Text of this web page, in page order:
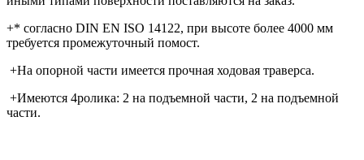
+* согласно DIN EN ISO 14122, при высоте более 4000 мм
требуется промежуточный помост.
+На опорной части имеется прочная ходовая траверса.
+Имеются 4ролика: 2 на подъемной части, 2 на подъемной
части.